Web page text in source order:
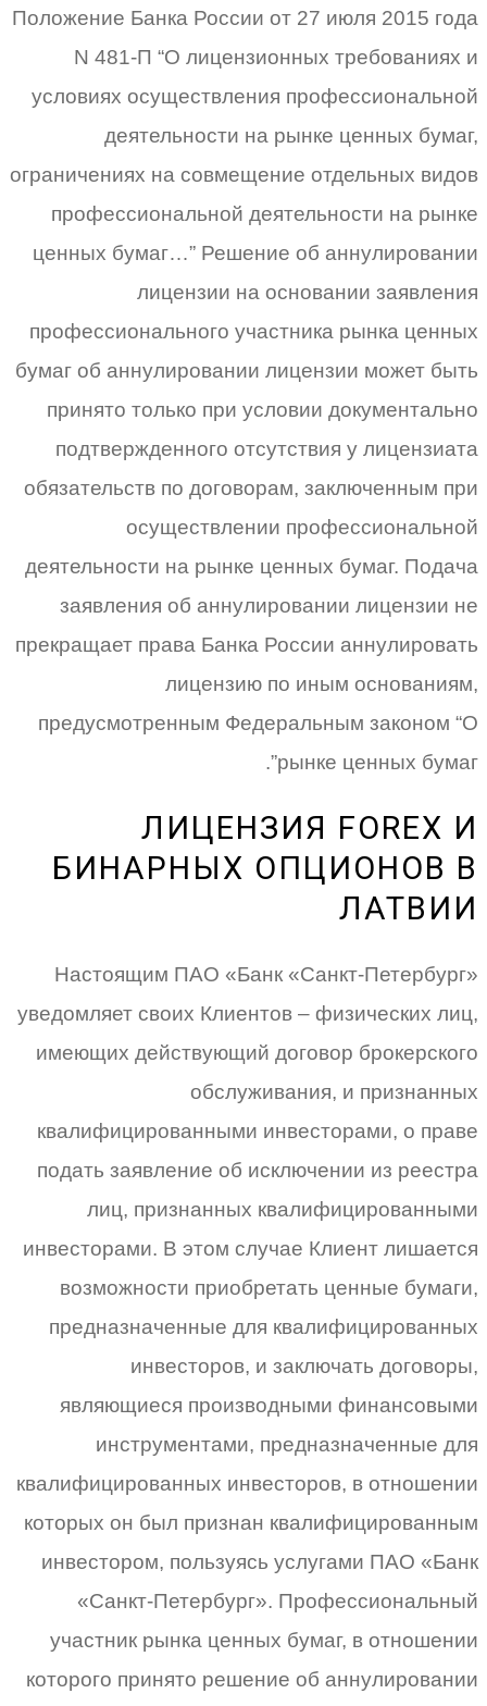
Положение Банка России от 27 июля 2015 года
N 481-П “О лицензионных требованиях и
условиях осуществления профессиональной
деятельности на рынке ценных бумаг,
ограничениях на совмещение отдельных видов
профессиональной деятельности на рынке
ценных бумаг…” Решение об аннулировании
лицензии на основании заявления
профессионального участника рынка ценных
бумаг об аннулировании лицензии может быть
принято только при условии документально
подтвержденного отсутствия у лицензиата
обязательств по договорам, заключенным при
осуществлении профессиональной
деятельности на рынке ценных бумаг. Подача
заявления об аннулировании лицензии не
прекращает права Банка России аннулировать
лицензию по иным основаниям,
предусмотренным Федеральным законом “О
рынке ценных бумаг”.
ЛИЦЕНЗИЯ FOREX И
БИНАРНЫХ ОПЦИОНОВ В
ЛАТВИИ
Настоящим ПАО «Банк «Санкт-Петербург»
уведомляет своих Клиентов – физических лиц,
имеющих действующий договор брокерского
обслуживания, и признанных
квалифицированными инвесторами, о праве
подать заявление об исключении из реестра
лиц, признанных квалифицированными
инвесторами. В этом случае Клиент лишается
возможности приобретать ценные бумаги,
предназначенные для квалифицированных
инвесторов, и заключать договоры,
являющиеся производными финансовыми
инструментами, предназначенные для
квалифицированных инвесторов, в отношении
которых он был признан квалифицированным
инвестором, пользуясь услугами ПАО «Банк
«Санкт-Петербург». Профессиональный
участник рынка ценных бумаг, в отношении
которого принято решение об аннулировании